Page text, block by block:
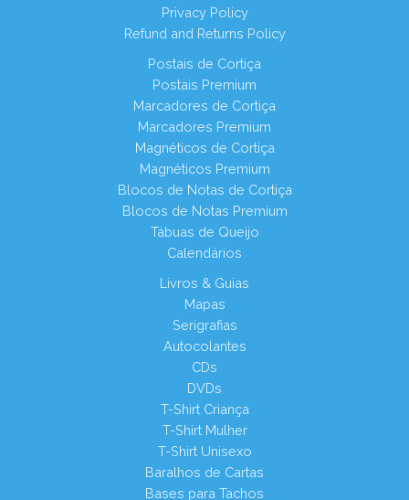
Privacy Policy
Refund and Returns Policy
Postais de Cortiça
Postais Premium
Marcadores de Cortiça
Marcadores Premium
Magnéticos de Cortiça
Magnéticos Premium
Blocos de Notas de Cortiça
Blocos de Notas Premium
Tábuas de Queijo
Calendários
Livros & Guias
Mapas
Serigrafias
Autocolantes
CDs
DVDs
T-Shirt Criança
T-Shirt Mulher
T-Shirt Unisexo
Baralhos de Cartas
Bases para Tachos